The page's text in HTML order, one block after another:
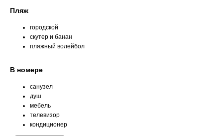
Пляж
городской
скутер и банан
пляжный волейбол
В номере
санузел
душ
мебель
телевизор
кондиционер